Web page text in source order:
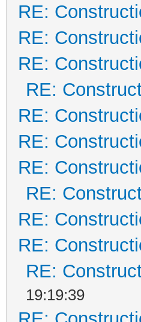
RE:
RE:
RE:
RE:
RE:
RE:
RE:
RE:
RE:
RE:
RE:
19:19:39